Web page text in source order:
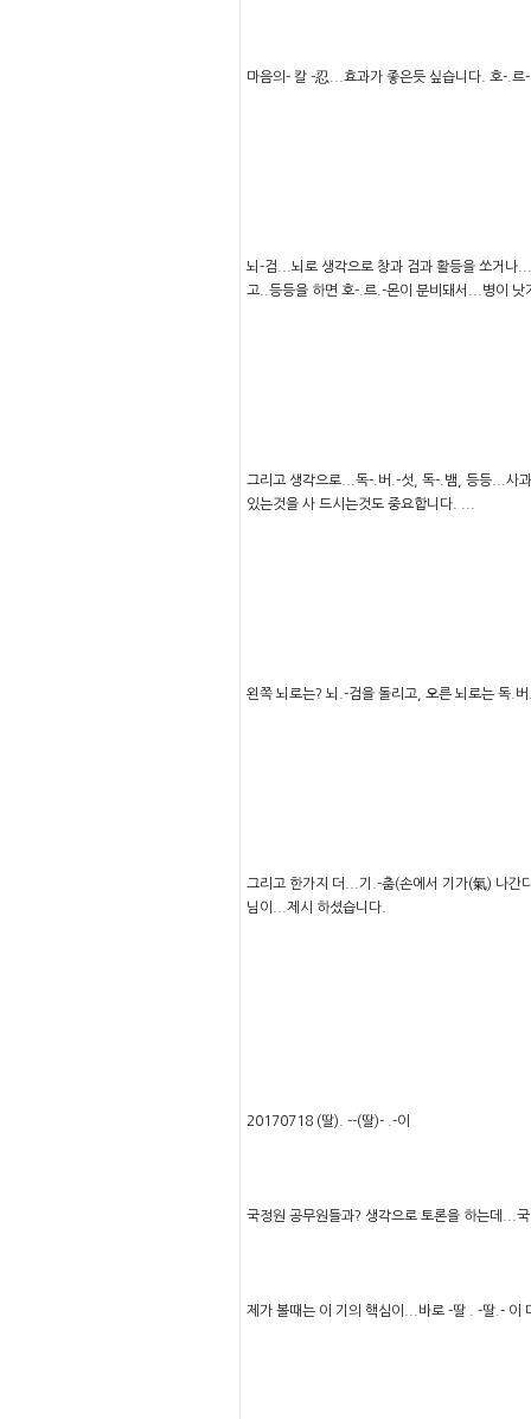
마음의- 칼 -忍...효과가 좋은듯 싶습니다. 호-.
뇌-검...뇌로 생각으로 창과 검과 활등을 쏘거나
고..등등을 하면 호-.르.-몬이 분비돼서...병이
그리고 생각으로...독-.버.-섯, 독-.뱀, 등등...사
있는것을 사 드시는것도 중요합니다. ...
왼쪽 뇌로는? 뇌.-검을 돌리고, 오른 뇌로는 독.
그리고 한가지 더...기.-춤(손에서 기가(氣) 나간
님이...제시 하셨습니다.
20170718 (딸). --(딸)- .-이
국정원 공무원들과? 생각으로 토론을 하는데...
제가 볼때는 이 기의 핵심이...바로 -딸 . -딸.- 이